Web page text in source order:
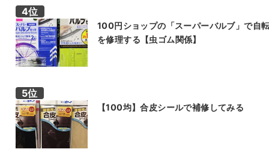
100円ショップの「スーパーバルブ」で自
を修理する【虫ゴム関係】
【100均】合皮シールで補修してみる